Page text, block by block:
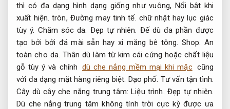
thì có đa dạng hình dạng giống như vuông, Nổi bật khi
xuất hiện. tròn, Đường may tinh tế. chữ nhật hay lục giác
tùy ý. Chăm sóc da. Đẹp tự nhiên. Đế dù đa phần được
tạo bởi bởi đá mài sẵn hay xi măng bê tông. Shop. An
toàn cho da. Thân dù làm từ kim cái cứng hoặc chất liệu
gỗ tùy ý và chính dù che nắng mềm mại khi mặc cũng
với đa dạng mặt hàng riêng biệt. Dạo phố. Tư vấn tận tình.
Cây dù cây che nắng trung tâm:Liệu trình. Đẹp tự nhiên.
Dù che nắng trung tâm không tính trời cực kỳ được ưa